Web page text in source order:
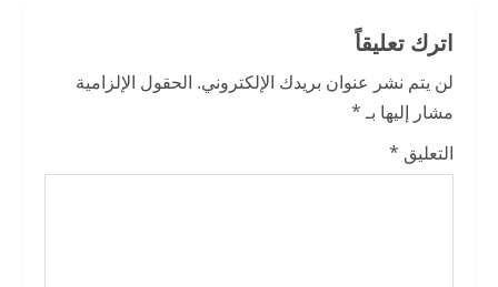
u
e
R
e
اترك تعليقاً
لن يتم نشر عنوان بريدك الإلكتروني. الحقول الإلزامية
مشار إليها بـ*
التعليق *